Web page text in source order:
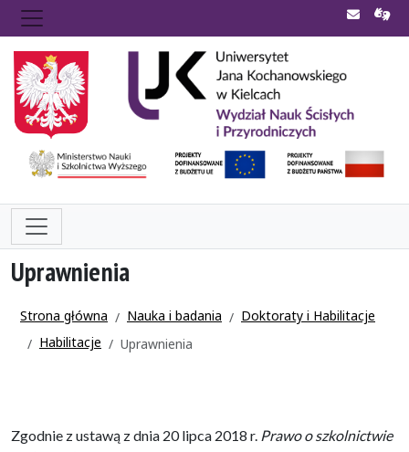
Uprawnienia
Strona główna Nauka i badania
Doktoraty i Habilitacje
Habilitacje
Uprawnienia
Zgodnie z ustawą z dnia 20 lipca 2018 r. Prawo o szkolnictwie